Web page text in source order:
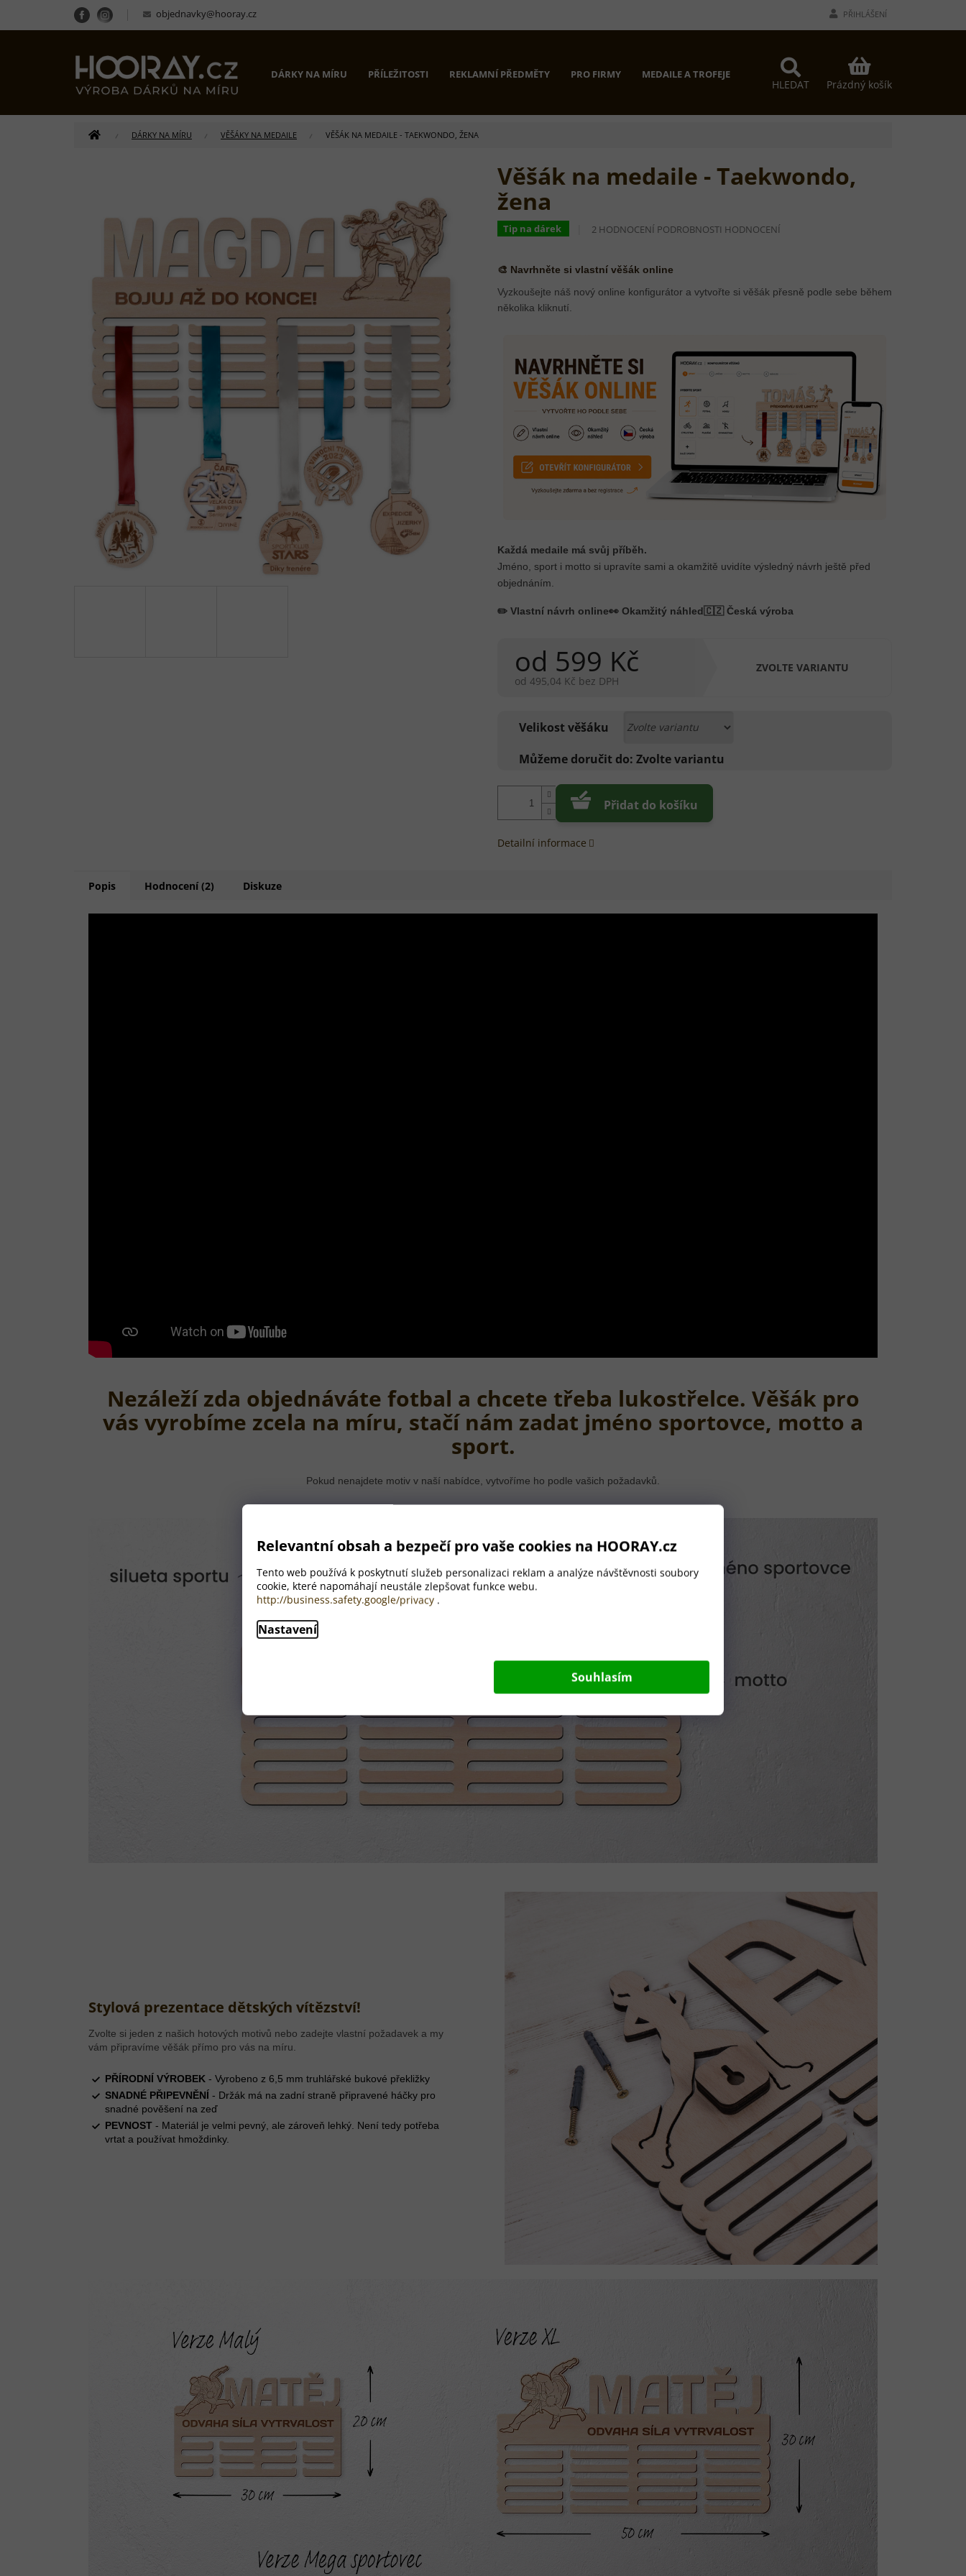
Relevantní obsah a bezpečí pro vaše cookies na HOORAY.cz
Tento web používá k poskytnutí služeb personalizaci reklam a analýze návštěvnosti soubory
cookie, které napomáhají neustále zlepšovat funkce webu.
http://business.safety.google/privacy .
Nastavení
Souhlasím
obsah
objednavky@hooray.cz PŘIHLÁŠENÍ
HLEDAT
NÁKUPNÍ
KOŠÍK
Prázdný košík
DÁRKY NA MÍRU PŘÍLEŽITOSTI REKLAMNÍ PŘEDMĚTY PRO FIRMY MEDAILE A TROFEJE PROČ MY? KONTAKTY
DOMŮ DÁRKY NA MÍRU VĚŠÁKY NA MEDAILE VĚŠÁK NA MEDAILE - TAEKWONDO, ŽENA
Věšák na medaile - Taekwondo,
žena
Tip na dárek
PRŮMĚRNÉ
JE
5,0
Z
5
2 HODNOCENÍ PODROBNOSTI HODNOCENÍ
od 599 Kč
od 495,04 Kč bez DPH
ZVOLTE VARIANTU
Velikost věšáku
Můžeme doručit do: Zvolte variantu
Přidat do košíku
🎨 Navrhněte si vlastní věšák online
Vyzkoušejte náš nový online konfigurátor a vytvořte si věšák přesně podle sebe během
několika kliknutí.
Každá medaile má svůj příběh.
Jméno, sport i motto si upravíte sami a okamžitě uvidíte výsledný návrh ještě před
objednáním.
✏️ Vlastní návrh online👀 Okamžitý náhled 🇨🇿 Česká výroba
Detailní informace
Popis Hodnocení (2) Diskuze
Nezáleží zda objednáváte fotbal a chcete třeba lukostřelce. Věšák pro
vás vyrobíme zcela na míru, stačí nám zadat jméno sportovce, motto a
sport.
Pokud nenajdete motiv v naší nabídce, vytvoříme ho podle vašich požadavků.
Stylová prezentace dětských vítězství!
Zvolte si jeden z našich hotových motivů nebo zadejte vlastní požadavek a my
vám připravíme věšák přímo pro vás na míru.
PŘÍRODNÍ VÝROBEK - Vyrobeno z 6,5 mm truhlářské bukové překližky
SNADNÉ PŘIPEVNĚNÍ - Držák má na zadní straně připravené háčky pro
snadné pověšení na zeď
PEVNOST - Materiál je velmi pevný, ale zároveň lehký. Není tedy potřeba
vrtat a používat hmoždinky.